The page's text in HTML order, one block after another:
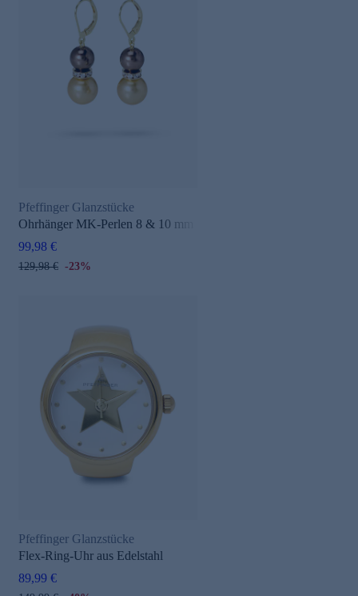
Pfeffinger Glanzstücke
Ohrhänger MK-Perlen 8 & 10 mm
99,98 €
129,98 € -23%
Pfeffinger Glanzstücke
Flex-Ring-Uhr aus Edelstahl
89,99 €